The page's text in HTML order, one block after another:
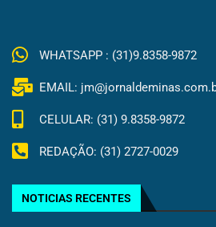
WHATSAPP : (31)9.8358-9872
EMAIL:
CELULAR: (31) 9.8358-9872
REDAÇÃO: (31) 2727-0029
NOTICIAS RECENTES